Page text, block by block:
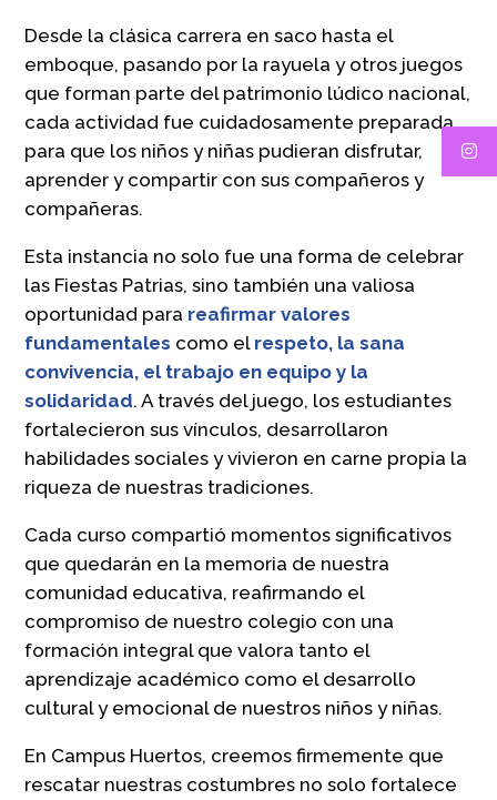
Desde la clásica carrera en saco hasta el
emboque, pasando por la rayuela y otros juegos
que forman parte del patrimonio lúdico nacional,
cada actividad fue cuidadosamente preparada
para que los niños y niñas pudieran disfrutar,
aprender y compartir con sus compañeros y
compañeras.
Esta instancia no solo fue una forma de celebrar
las Fiestas Patrias, sino también una valiosa
oportunidad para reafirmar valores
fundamentales como el respeto, la sana
convivencia, el trabajo en equipo y la
solidaridad. A través del juego, los estudiantes
fortalecieron sus vínculos, desarrollaron
habilidades sociales y vivieron en carne propia la
riqueza de nuestras tradiciones.
Cada curso compartió momentos significativos
que quedarán en la memoria de nuestra
comunidad educativa, reafirmando el
compromiso de nuestro colegio con una
formación integral que valora tanto el
aprendizaje académico como el desarrollo
cultural y emocional de nuestros niños y niñas.
En Campus Huertos, creemos firmemente que
rescatar nuestras costumbres no solo fortalece